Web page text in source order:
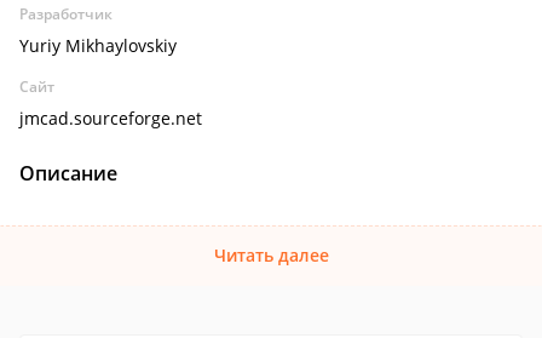
Разработчик
Yuriy Mikhaylovskiy
Сайт
jmcad.sourceforge.net
Описание
Читать далее